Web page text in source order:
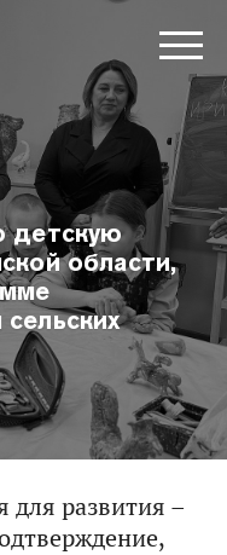
детскую
области,
для развития –